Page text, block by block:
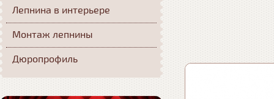
Лепнина в интерьере
Монтаж лепнины
Дюропрофиль